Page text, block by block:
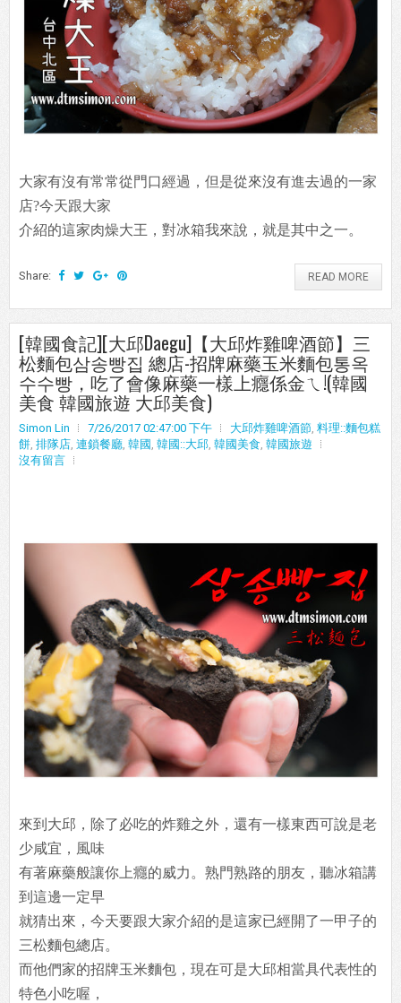
大家有沒有常常從門口經過，但是從來沒有進去過的一家
店?今天跟大家
介紹的這家肉燥大王，對冰箱我來說，就是其中之一。
Share: READ MORE
[韓國食記][大邱Daegu]【大邱炸雞啤酒節】三
松麵包삼송빵집 總店-招牌麻藥玉米麵包통옥
수수빵，吃了會像麻藥一樣上癮係金ㄟ!(韓國
美食 韓國旅遊 大邱美食)
Simon Lin 7/26/2017 02:47:00 下午 大邱炸雞啤酒節 料理::麵包糕
餅 排隊店 連鎖餐廳 韓國 韓國::大邱 韓國美食 韓國旅遊
沒有留言
來到大邱，除了必吃的炸雞之外，還有一樣東西可說是老
少咸宜，風味
有著麻藥般讓你上癮的威力。熟門熟路的朋友，聽冰箱講
到這邊一定早
就猜出來，今天要跟大家介紹的是這家已經開了一甲子的
三松麵包總店。
而他們家的招牌玉米麵包，現在可是大邱相當具代表性的
特色小吃喔，